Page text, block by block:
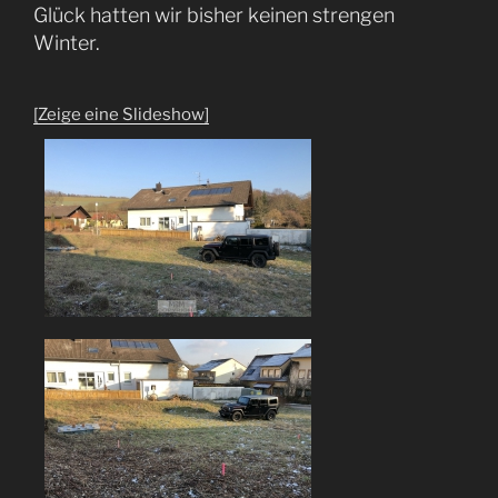
Glück hatten wir bisher keinen strengen
Winter.
[Zeige eine Slideshow]